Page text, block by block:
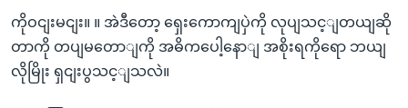
ကိုဝငျးမငျး။ ။ အဲဒီတော့ ရှေးကောကျပှဲကို လုပျသင့ျတယျဆို
တာကို တပျမတောျကို အဓိကပေါ့နောျ အစိုးရကိုရော ဘယျ
လိုမြိုး ရှငျးပွသင့ျသလဲ။